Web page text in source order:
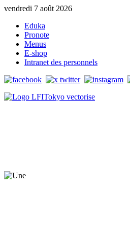
vendredi 7 août 2026
Eduka
Pronote
Menus
E-shop
Intranet des personnels